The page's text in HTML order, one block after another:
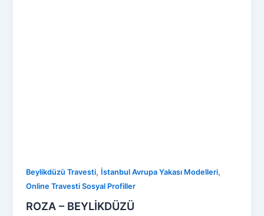
Beylikdüzü Travesti, İstanbul Avrupa Yakası Modelleri,
Online Travesti Sosyal Profiller
ROZA – BEYLİKDÜZÜ